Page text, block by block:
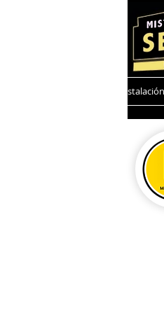
Instalación